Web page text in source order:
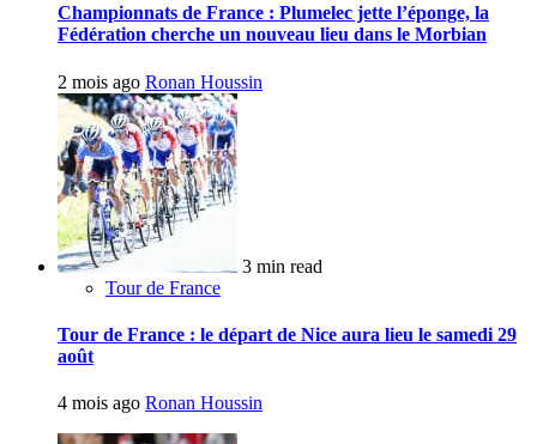
Championnats de France : Plumelec jette l’éponge, la
Fédération cherche un nouveau lieu dans le Morbian
2 mois ago Ronan Houssin
3 min read
Tour de France
Tour de France : le départ de Nice aura lieu le samedi 29
août
4 mois ago Ronan Houssin